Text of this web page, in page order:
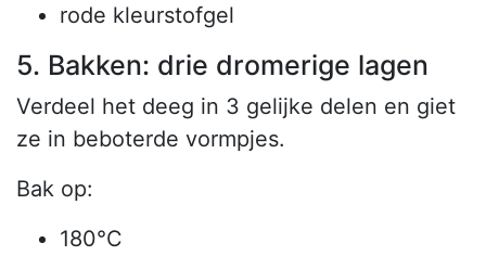
rode kleurstofgel
5. Bakken: drie dromerige lagen
Verdeel het deeg in 3 gelijke delen en giet
ze in beboterde vormpjes.
Bak op:
180°C